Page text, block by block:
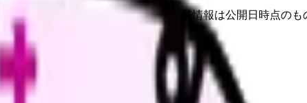
合わせ導線を設置しています。掲載情報は公開日時点の